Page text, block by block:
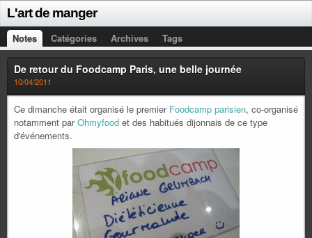
L'art de manger
Notes Catégories Archives Tags
De retour du Foodcamp Paris, une belle journée
10/04/2011
Ce dimanche était organisé le premier Foodcamp parisien, co-organisé
notamment parOhmyfood et des habitués dijonnais de ce type
d'événements.